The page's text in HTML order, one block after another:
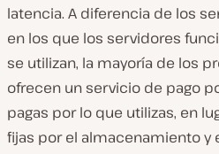
latencia. A diferencia de los
en los que los servidores
se utilizan, la mayoría de los
ofrecen un servicio de pago
pagas por lo que utilizas, en
fijas por el almacenamiento y